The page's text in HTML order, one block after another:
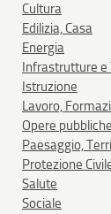
Cultura
Edilizia, Casa
Energia
Infrastrutture e
Istruzione
Lavoro,
Opere pubbliche
Paesaggio,
Protezione
Salute
Sociale